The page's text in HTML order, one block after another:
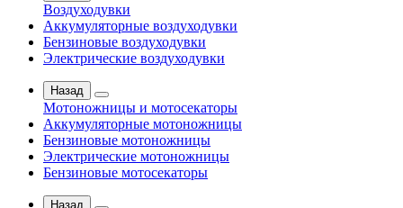
Воздуходувки
Аккумуляторные воздуходувки
Бензиновые воздуходувки
Электрические воздуходувки
Назад
Мотоножницы и мотосекаторы
Аккумуляторные мотоножницы
Бензиновые мотоножницы
Электрические мотоножницы
Бензиновые мотосекаторы
Назад